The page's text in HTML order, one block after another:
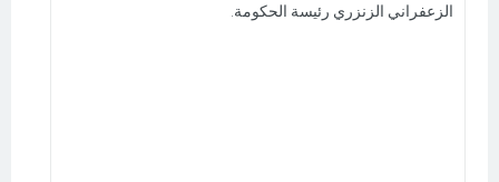
الزعفراني الزنزري رئيسة الحكومة.